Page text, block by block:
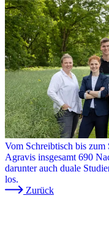
Vom Schreibtisch bis zum
Agravis insgesamt 690
darunter auch duale
los.
Zurück